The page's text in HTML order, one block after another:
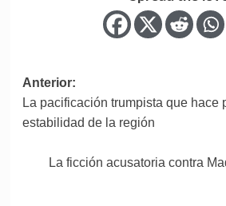
Anterior:
La pacificación trumpista que hace
estabilidad de la región
La ficción acusatoria contra